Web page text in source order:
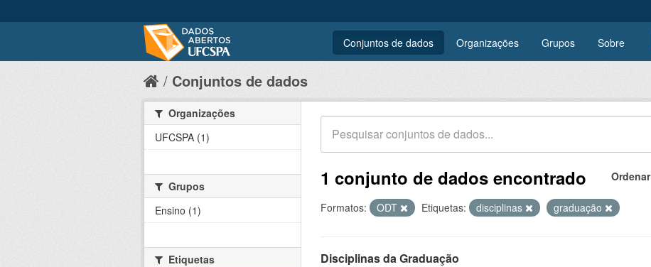
Conjuntos de dados Organizações Grupos Sobre
Conjuntos de dados
1 conjunto de dados encontrado
Formatos: ODT Etiquetas: disciplinas graduação
Disciplinas da Graduação
Organizações
UFCSPA (1)
Grupos
Ensino (1)
Etiquetas